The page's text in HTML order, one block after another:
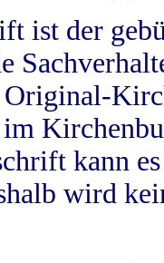
ist der
kann
wird